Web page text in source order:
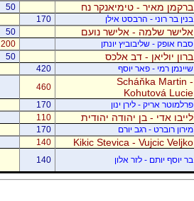
ברקמן מאיר - טימיאנקר נח 50
בנין בר רוני - הרבסט אילן
170
אלישר שלמה - אלישר נועם 50
סבח אופק - שליבוביץ יונתן
200
ברון יוליאן - דב אלכס 50
שיינמן רמי - פאר יוסף
420
Scháňka Martin -
Kohutová Lucie
460
פרלמוטר אריק - לירן ינון
170
לייבו אדי - בן יהודה יהודית 110
מירון רוברט - רגב יורם
170
Kikic Stevica - Vujcic Veljko
140
בר יוסף יותם - לזר אלון
140